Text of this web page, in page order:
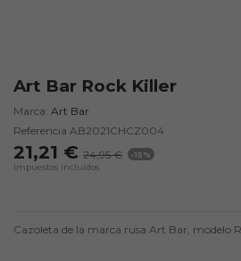
Art Bar Rock Killer
Marca: Art Bar
Referencia AB2021CHCZ004
21,21 € 24,95 €
-15%
Impuestos incluidos
Cazoleta de la marca rusa Art Bar, modelo